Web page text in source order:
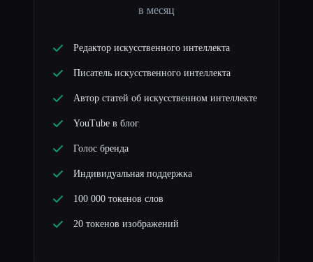
в месяц
Редактор искусственного интеллекта
Писатель искусственного интеллекта
Автор статей об искусственном интеллекте
YouTube в блог
Голос бренда
Индивидуальная поддержка
100 000 токенов слов
20 токенов изображений